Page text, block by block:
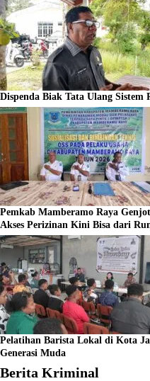
Dispenda Biak Tata Ulang
Pemkab Mamberamo Raya
Akses Perizinan Kini Bisa dari
Pelatihan Barista Lokal di Kota
Generasi Muda
Berita Kriminal